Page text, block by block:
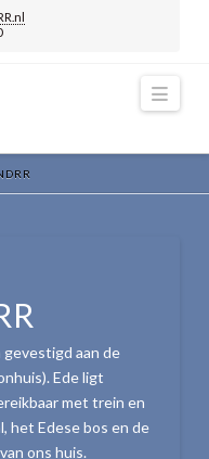
aan de
Ede ligt
met trein en
het Edese bos en de
ons huis.